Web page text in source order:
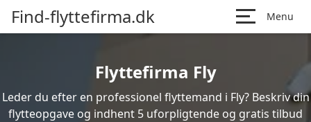
Find-flyttefirma.dk Menu
Flyttefirma Fly
Leder du efter en professionel flyttemand i Fly? Beskriv din
flytteopgave og indhent 5 uforpligtende og gratis tilbud